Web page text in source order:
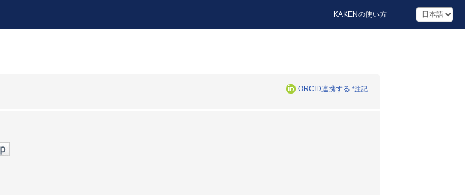
KAKENの使い方
ORCID連携する *注記